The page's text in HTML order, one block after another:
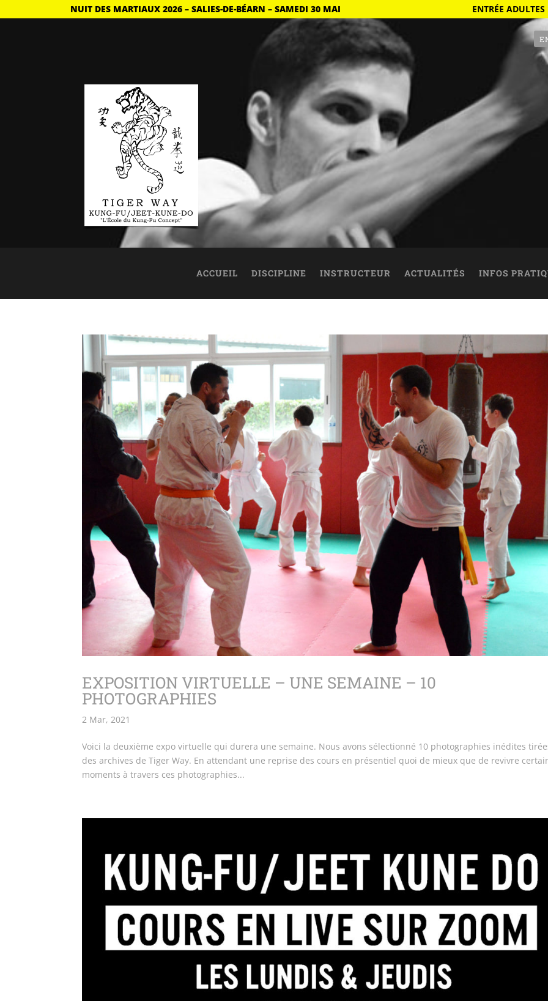
NUIT DES MARTIAUX 2026 – SALIES-DE-BÉARN – SAMEDI 30 MAI ENTRÉE ADULTES
ACCUEIL DISCIPLINE INSTRUCTEUR ACTUALITÉS INFOS
EXPOSITION VIRTUELLE – UNE SEMAINE – 10
PHOTOGRAPHIES
2 Mar, 2021
Voici la deuxième expo virtuelle qui durera une semaine. Nous avons sélectionné 10 photographies inédites
des archives de Tiger Way. En attendant une reprise des cours en présentiel quoi de mieux que de revivre
moments à travers ces photographies...